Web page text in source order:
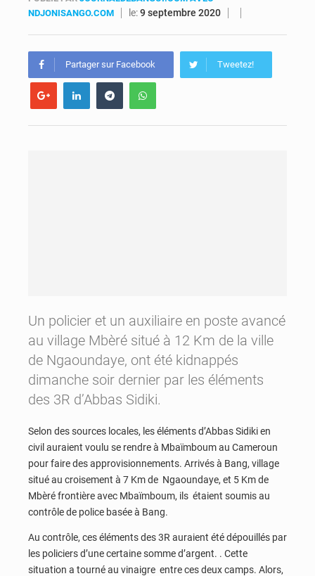
NDJONISANGO.COM
le:9 septembre 2020
Partager sur Facebook Tweetez!
Un policier et un auxiliaire en poste avancé
au village Mbèré situé à 12 Km de la ville
de Ngaoundaye, ont été kidnappés
dimanche soir dernier par les éléments
des 3R d’Abbas Sidiki.
Selon des sources locales, les éléments d’Abbas Sidiki en
civil auraient voulu se rendre à Mbaïmboum au Cameroun
pour faire des approvisionnements. Arrivés à Bang, village
situé au croisement à 7 Km de Ngaoundaye, et 5 Km de
Mbèré frontière avec Mbaïmboum, ils étaient soumis au
contrôle de police basée à Bang.
Au contrôle, ces éléments des 3R auraient été dépouillés par
les policiers d’une certaine somme d’argent. . Cette
situation a tourné au vinaigre entre ces deux camps. Alors,